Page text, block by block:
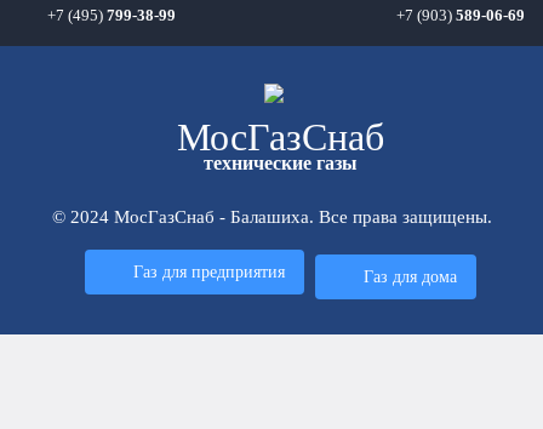
+7 (495) 799-38-99 +7 (903) 589-06-69
МосГазСнаб
технические газы
© 2024 МосГазСнаб - Балашиха. Все права защищены.
Газ для предприятия Газ для дома